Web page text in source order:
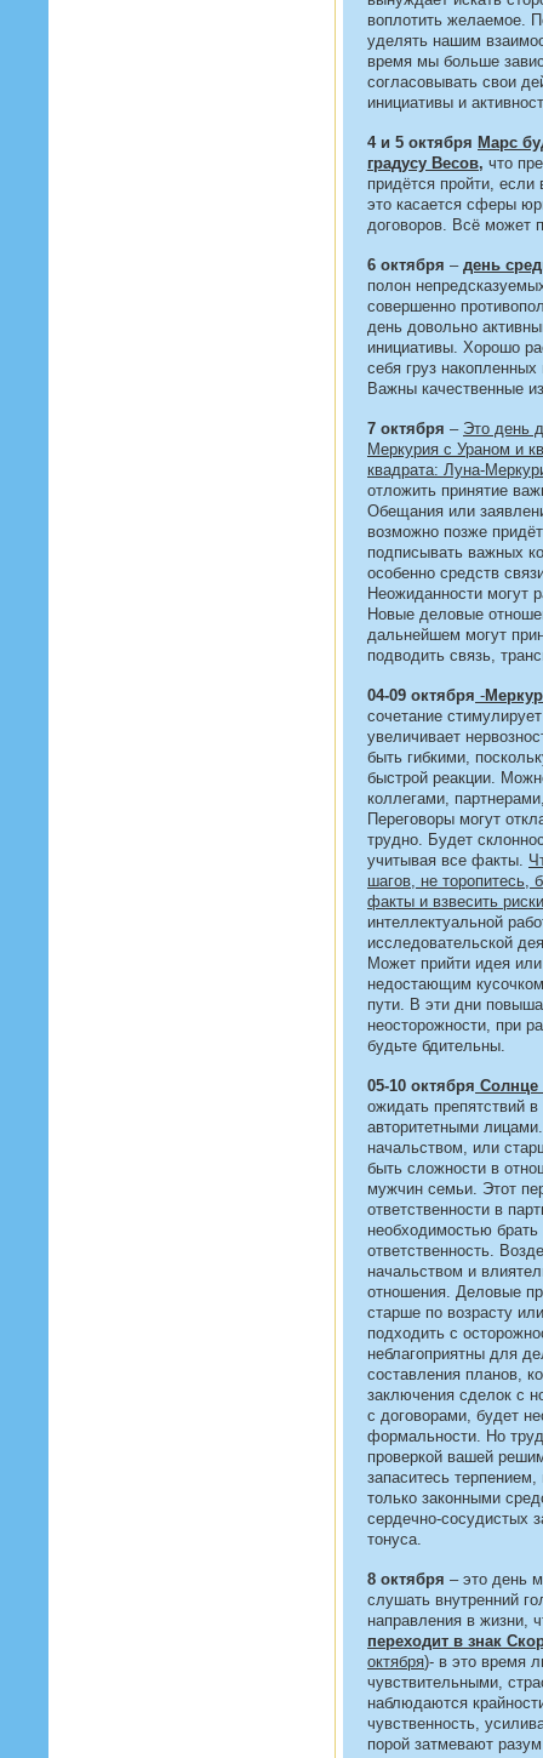
воплотить желаемое.
уделять нашим
время мы больше
согласовывать свои
инициативы и
4 и 5 октября Марс
градусу Весов, что
придётся пройти, если
это касается сферы
договоров. Всё может
6 октября – день
полон
совершенно
день довольно
инициативы. Хорошо
себя груз
Важны качественные
7 октября – Это день
Меркурия с Ураном и
квадрата: Луна-
отложить принятие
Обещания или
возможно позже
подписывать важных
особенно средств
Неожиданности могут
Новые деловые
дальнейшем могут
подводить связь,
04-09 октября -
сочетание
увеличивает
быть гибкими,
быстрой реакции.
коллегами,
Переговоры могут
трудно. Будет
учитывая все факты.
шагов, не торопитесь,
факты и взвесить риски
интеллектуальной
исследовательской
Может прийти идея
недостающим
пути. В эти дни
неосторожности, при
будьте бдительны.
05-10 октября Солнце
ожидать препятствий
авторитетными
начальством, или
быть сложности в
мужчин семьи. Этот
ответственности в
необходимостью брать
ответственность.
начальством и
отношения. Деловые
старше по возрасту
подходить с
неблагоприятны для
составления планов,
заключения сделок с
с договорами, будет
формальности. Но
проверкой вашей
запаситесь
только законными
сердечно-сосудистых
тонуса.
8 октября – это день
слушать внутренний
направления в жизни,
переходит в знак
октября)- в это время
чувствительными,
наблюдаются
чувственность,
порой затмевают